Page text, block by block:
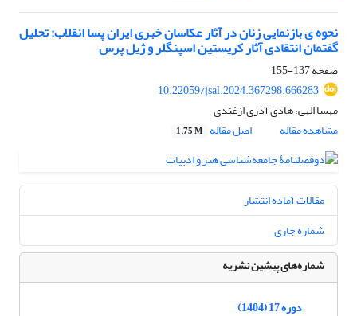
نحوه ی بازنمایی زنان در آثار عکاسان خبری ایران پسا انقلاب: تحلیل
گفتمان انتقادی آثار کریستین اسپنگلر و ژیل پرس
صفحه137-155
10.22059/jsal.2024.367298.666283
مهسا الهی، هادی آذری ازغندی
مشاهده مقاله
اصل مقاله 1.75 M
مقالات آماده انتشار
شماره جاری
شماره‌های پیشین نشریه
دوره 17 (1404)